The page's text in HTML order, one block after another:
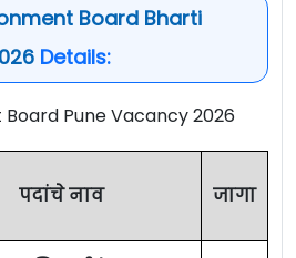
Board Bharti
Details:
Pune Vacancy 2026
पदांचे नाव जागा